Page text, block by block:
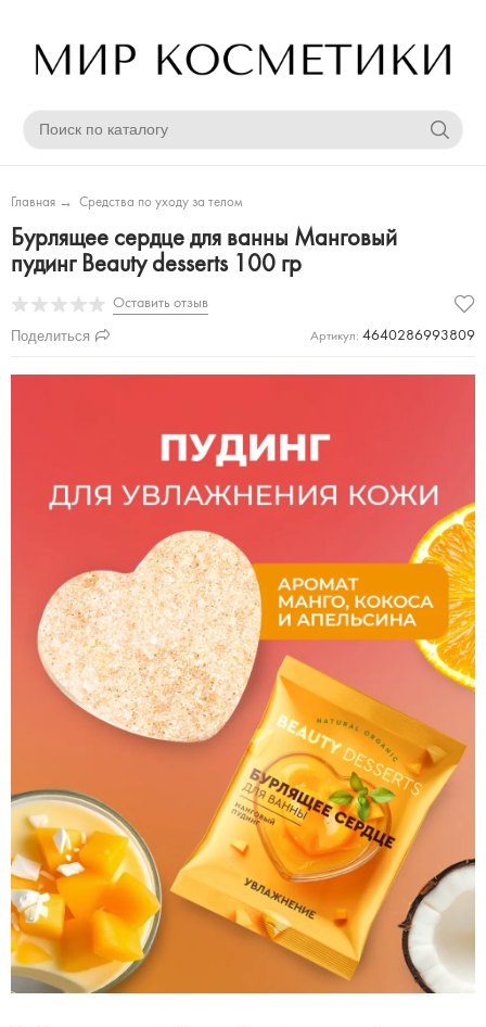
Главная → Средства по уходу за телом
Бурлящее сердце для ванны Манговый
пудинг Beauty desserts 100 гр
Оставить отзыв
Поделиться Артикул: 4640286993809